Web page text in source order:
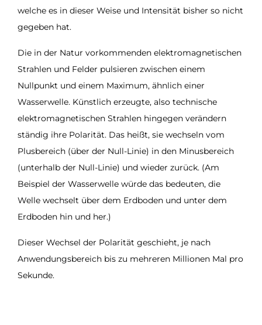
welche es in dieser Weise und Intensität bisher so nicht
gegeben hat.
Die in der Natur vorkommenden elektromagnetischen
Strahlen und Felder pulsieren zwischen einem
Nullpunkt und einem Maximum, ähnlich einer
Wasserwelle. Künstlich erzeugte, also technische
elektromagnetischen Strahlen hingegen verändern
ständig ihre Polarität. Das heißt, sie wechseln vom
Plusbereich (über der Null-Linie) in den Minusbereich
(unterhalb der Null-Linie) und wieder zurück. (Am
Beispiel der Wasserwelle würde das bedeuten, die
Welle wechselt über dem Erdboden und unter dem
Erdboden hin und her.)
Dieser Wechsel der Polarität geschieht, je nach
Anwendungsbereich bis zu mehreren Millionen Mal pro
Sekunde.